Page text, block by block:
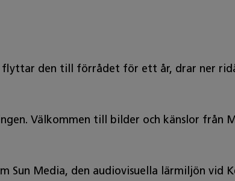
flyttar den till förrådet för ett år, drar ner
Välkommen till bilder och känslor från
Sun Media, den audiovisuella lärmiljön vid